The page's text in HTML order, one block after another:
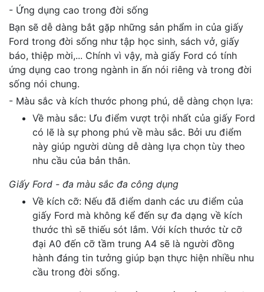
- Ứng dụng cao trong đời sống
Bạn sẽ dễ dàng bắt gặp những sản phẩm in của giấy
Ford trong đời sống như tập học sinh, sách vở, giấy
báo, thiệp mời,... Chính vì vậy, mà giấy Ford có tính
ứng dụng cao trong ngành in ấn nói riêng và trong đời
sống nói chung.
- Màu sắc và kích thước phong phú, dễ dàng chọn lựa:
Về màu sắc: Ưu điểm vượt trội nhất của giấy Ford
có lẽ là sự phong phú về màu sắc. Bởi ưu điểm
này giúp người dùng dễ dàng lựa chọn tùy theo
nhu cầu của bản thân.
Giấy Ford - đa màu sắc đa công dụng
Về kích cỡ: Nếu đã điểm danh các ưu điểm của
giấy Ford mà không kể đến sự đa dạng về kích
thước thì sẽ thiếu sót lắm. Với kích thước từ cỡ
đại A0 đến cỡ tầm trung A4 sẽ là người đồng
hành đáng tin tưởng giúp bạn thực hiện nhiều nhu
cầu trong đời sống.